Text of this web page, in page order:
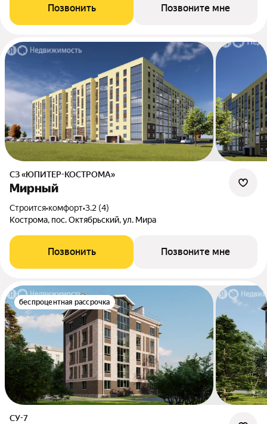
Позвонить Позвоните мне
СЗ «ЮПИТЕР-КОСТРОМА»
Мирный
Строится•комфорт•3.2 (4)
Кострома, пос. Октябрьский, ул. Мира
Позвонить Позвоните мне
беспроцентная рассрочка
СУ-7